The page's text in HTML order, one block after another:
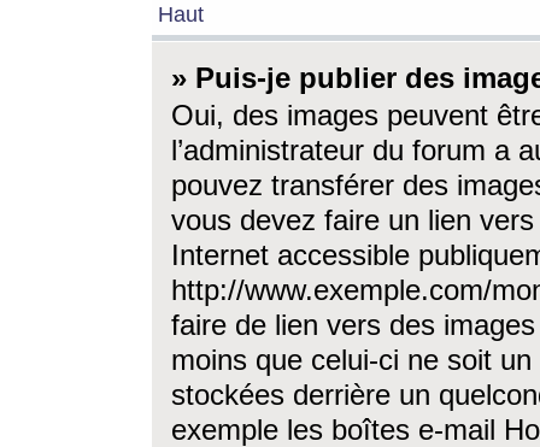
Haut
» Puis-je publier des
Oui, des images peuvent
l’administrateur du forum a
pouvez transférer des
vous devez faire un lien
Internet accessible
http://www.exemple.com/
faire de lien vers des
moins que celui-ci ne soit
stockées derrière un
exemple les boîtes e-mail